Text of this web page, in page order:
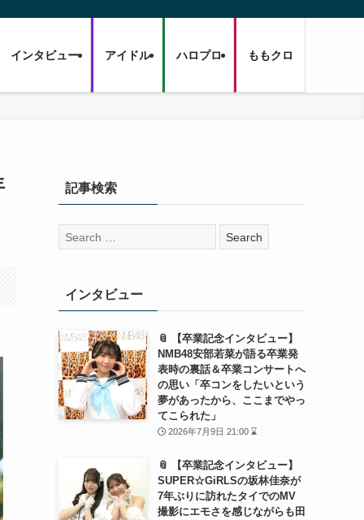
インタビュー アイドル ハロプロ ももクロ
記事検索
検
索:
インタビュー
📎 【卒業記念インタビュー】
NMB48安部若菜が語る卒業発
表時の裏話＆卒業コンサートへ
の思い「卒コンをしたいという
夢があったから、ここまでやっ
てこられた」
2026年7月9日 21:00 ⌛
📎 【卒業記念インタビュー】
SUPER☆GiRLSの坂林佳奈が
7年ぶりに訪れたタイでのMV
撮影にエモさを感じながらも田